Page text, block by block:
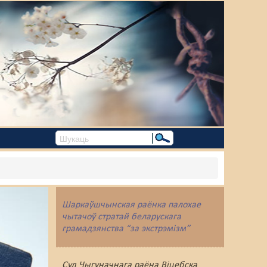
Шаркаўшчынская раёнка палохае
чытачоў стратай беларускага
грамадзянства “за экстрэмізм”